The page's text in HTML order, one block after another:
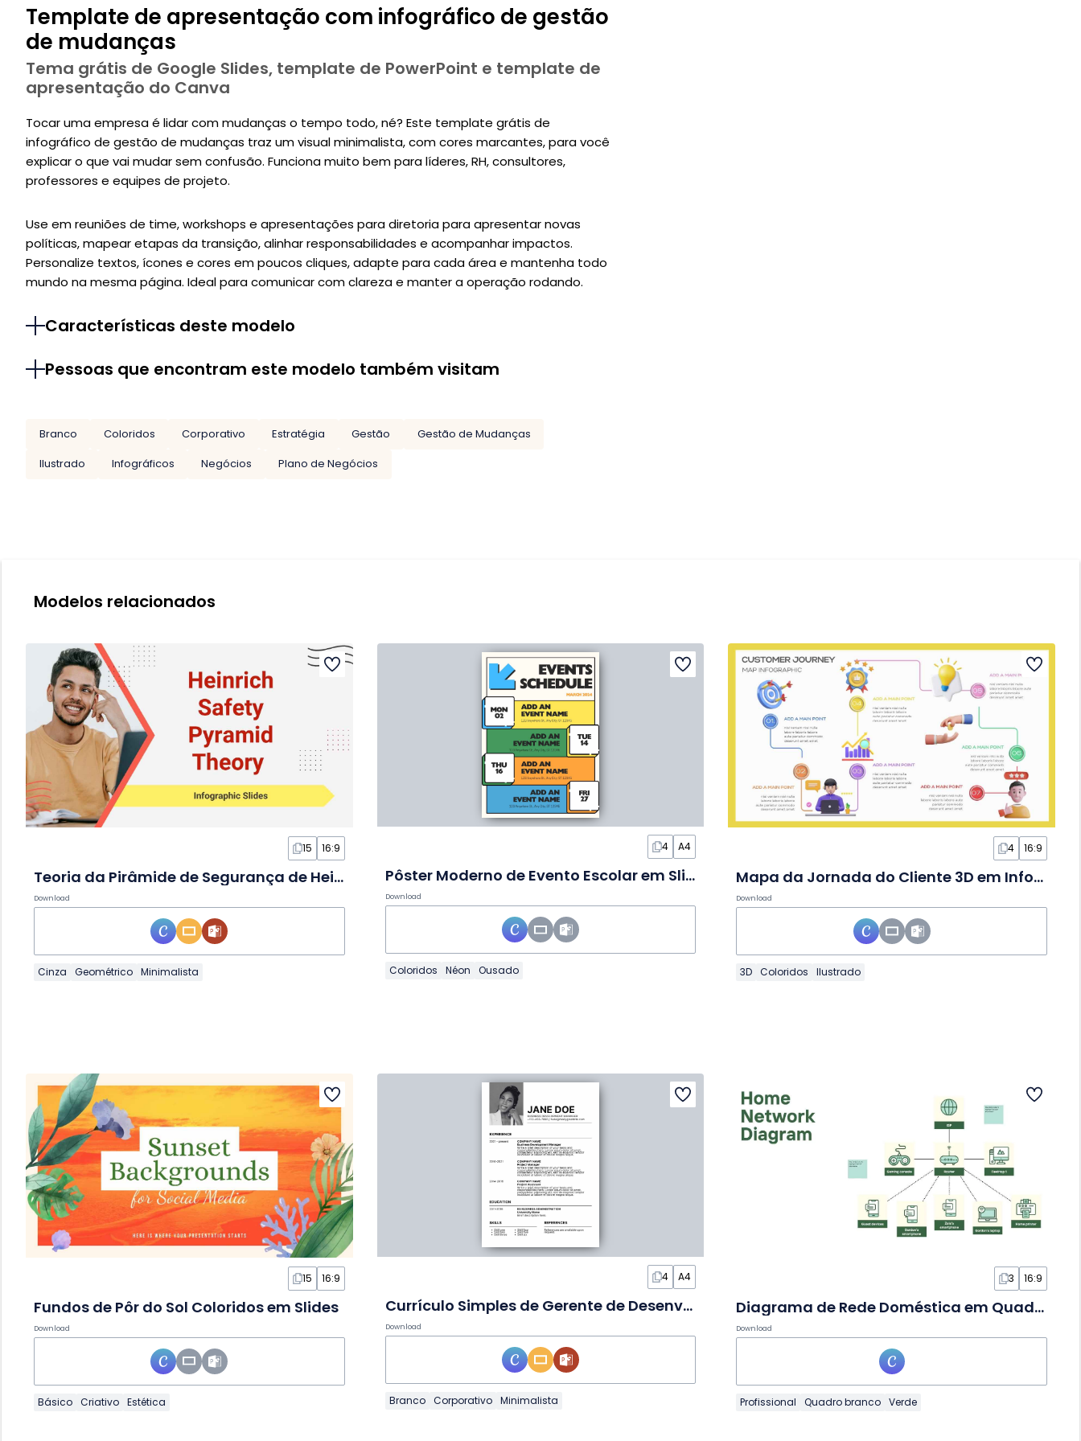
Template de apresentação com infográfico de gestão
de mudanças
Tema grátis de Google Slides, template de PowerPoint e template de
apresentação do Canva
Tocar uma empresa é lidar com mudanças o tempo todo, né? Este template grátis de
infográfico de gestão de mudanças traz um visual minimalista, com cores marcantes, para você
explicar o que vai mudar sem confusão. Funciona muito bem para líderes, RH, consultores,
professores e equipes de projeto.
Use em reuniões de time, workshops e apresentações para diretoria para apresentar novas
políticas, mapear etapas da transição, alinhar responsabilidades e acompanhar impactos.
Personalize textos, ícones e cores em poucos cliques, adapte para cada área e mantenha todo
mundo na mesma página. Ideal para comunicar com clareza e manter a operação rodando.
Características deste modelo
Pessoas que encontram este modelo também visitam
Branco Coloridos Corporativo Estratégia Gestão
Gestão de Mudanças
Ilustrado
Infográficos Negócios Plano de Negócios
Modelos relacionados
15 16:9
Teoria da Pirâmide de Segurança de Heinrich Simples em Slides
Download
Cinza Geométrico Minimalista
4 A4
Pôster Moderno de Evento Escolar em Slides
Download
Coloridos Néon Ousado
4 16:9
Mapa da Jornada do Cliente 3D em Infográfico
Download
3D Coloridos Ilustrado
15 16:9
Fundos de Pôr do Sol Coloridos em Slides
Download
Básico Criativo Estética
4 A4
Currículo Simples de Gerente de Desenvolvimento de Negócios em Slides
Download
Branco Corporativo Minimalista
3 16:9
Diagrama de Rede Doméstica em Quadro Branco
Download
Profissional Quadro branco Verde